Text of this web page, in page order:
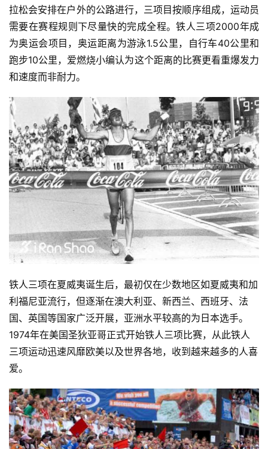
拉松会安排在户外的公路进行，三项目按顺序组成，运动员
需要在赛程规则下尽量快的完成全程。铁人三项2000年成
为奥运会项目，奥运距离为游泳1.5公里，自行车40公里和
跑步10公里，爱燃烧小编认为这个距离的比赛更看重爆发力
和速度而非耐力。
铁人三项在夏威夷诞生后，最初仅在少数地区如夏威夷和加
利福尼亚流行，但逐渐在澳大利亚、新西兰、西班牙、法
国、英国等国家广泛开展，亚洲水平较高的为日本选手。
1974年在美国圣狄亚哥正式开始铁人三项比赛，从此铁人
三项运动迅速风靡欧美以及世界各地，收到越来越多的人喜
爱。